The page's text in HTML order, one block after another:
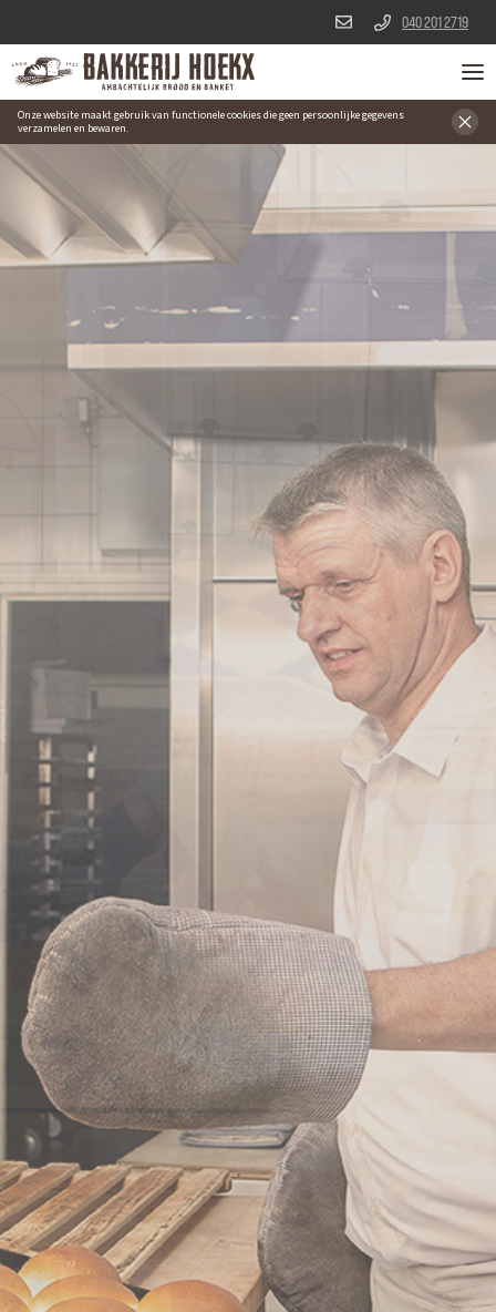
Onze website maakt gebruik van functionele cookies die geen persoonlijke gegevens
verzamelen en bewaren.
040 201 2719